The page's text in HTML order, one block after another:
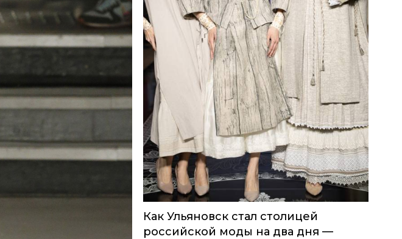
Как Ульяновск стал столицей
российской моды на два дня —